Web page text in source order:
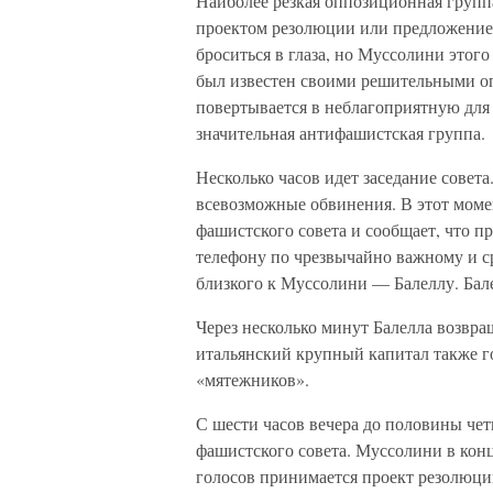
проектом резолюции или
броситься в глаза, но Муссолини
был известен своими решительными
повертывается в неблагоприятную
значительная антифашистская группа.
Несколько часов идет заседание
всевозможные обвинения. В этот
фашистского совета и сообщает, что
телефону по чрезвычайно важному и
близкого к Муссолини — Балеллу.
Через несколько минут Балелла
итальянский крупный капитал также
«мятежников».
С шести часов вечера до половины
фашистского совета. Муссолини в
голосов принимается проект